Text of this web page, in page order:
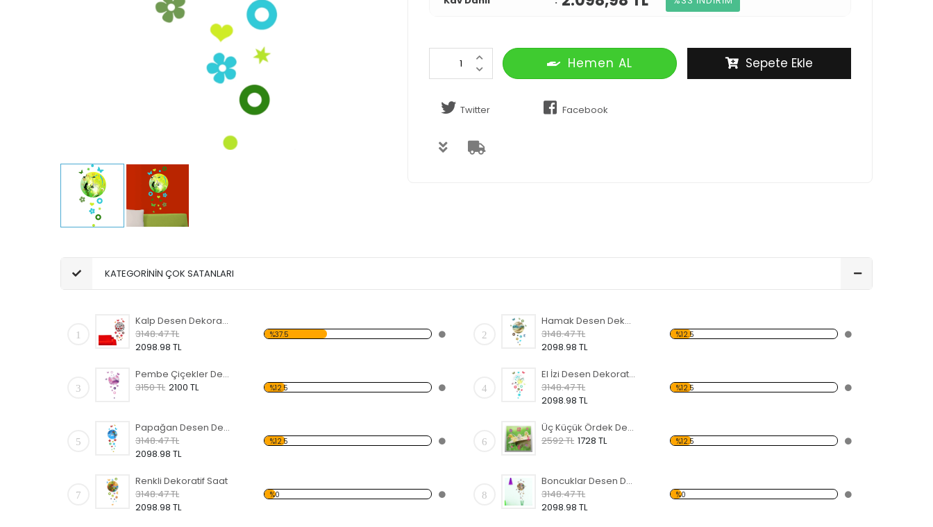
Hemen AL Sepete Ekle
Twitter Facebook
KATEGORİNİN ÇOK SATANLARI
1
Kalp Desen Dekoratif Saat
3148.47 TL
2098.98 TL
%37.5 2
Hamak Desen Dekoratif Saat
3148.47 TL
2098.98 TL
%12.5
3
Pembe Çiçekler Desen Dekoratif Saat
3150 TL 2100 TL %12.5 4
El İzi Desen Dekoratif Saat
3148.47 TL
2098.98 TL
%12.5
5
Papağan Desen Dekoratif Saat
3148.47 TL
2098.98 TL
%12.5 6
Üç Küçük Ördek Desenli Dekoratif Duvar Saati
2592 TL 1728 TL %12.5
7
Renkli Dekoratif Saat
3148.47 TL
2098.98 TL
%0 8
Boncuklar Desen Dekoratif Saat
3148.47 TL
2098.98 TL
%0